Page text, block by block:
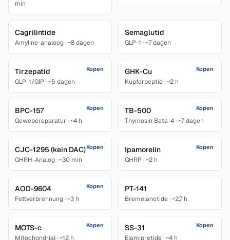
min
Cagrilintide
Amyline-analoog·~8 dagen
Semaglutid
GLP-1 ·~7 dagen
Tirzepatid
GLP-1/GIP ·~5 dagen
Kopen GHK-Cu
Kupferpeptid·~2 h
Kopen
BPC-157
Gewebereparatur ·~4 h
Kopen TB-500
Thymosin Beta-4·~7 dagen
Kopen
CJC-1295 (kein DAC)
GHRH-Analog·~30 min
Kopen Ipamorelin
GHRP ·~2 h
Kopen
AOD-9604
Fettverbrennung·~3 h
Kopen PT-141
Bremelanotide·~2,7 h
MOTS-c
Mitochondrial·~12 h
Kopen SS-31
Elamipretide·~4 h
Kopen